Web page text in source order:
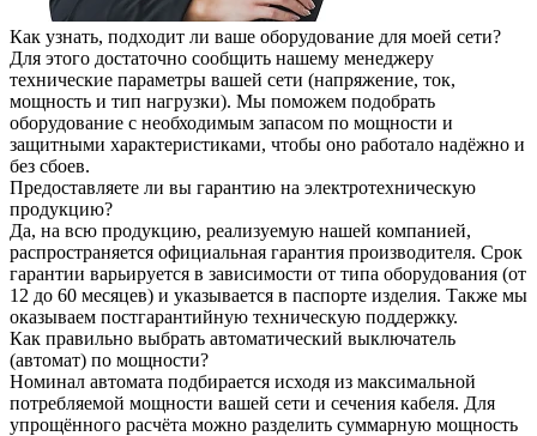
Как узнать, подходит ли ваше оборудование для моей сети?
Для этого достаточно сообщить нашему менеджеру
технические параметры вашей сети (напряжение, ток,
мощность и тип нагрузки). Мы поможем подобрать
оборудование с необходимым запасом по мощности и
защитными характеристиками, чтобы оно работало надёжно и
без сбоев.
Предоставляете ли вы гарантию на электротехническую
продукцию?
Да, на всю продукцию, реализуемую нашей компанией,
распространяется официальная гарантия производителя. Срок
гарантии варьируется в зависимости от типа оборудования (от
12 до 60 месяцев) и указывается в паспорте изделия. Также мы
оказываем постгарантийную техническую поддержку.
Как правильно выбрать автоматический выключатель
(автомат) по мощности?
Номинал автомата подбирается исходя из максимальной
потребляемой мощности вашей сети и сечения кабеля. Для
упрощённого расчёта можно разделить суммарную мощность